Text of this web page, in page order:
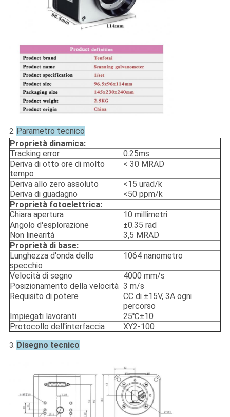
2. Parametro tecnico
Proprietà dinamica:
Tracking error
0.25ms
Deriva di otto ore di molto
tempo
< 30 MRAD
Deriva allo zero assoluto
<15 urad/k
Deriva di guadagno
<50 ppm/k
Proprietà fotoelettrica:
Chiara apertura
10 millimetri
Angolo d'esplorazione
±0.35 rad
Non linearità
3,5 MRAD
Proprietà di base:
Lunghezza d'onda dello
specchio
1064 nanometro
Velocità di segno
4000 mm/s
Posizionamento della velocità 3 m/s
Requisito di potere
CC di ±15V, 3A ogni
percorso
Impiegati lavoranti
25℃±10
Protocollo dell'interfaccia
XY2-100
3. Disegno tecnico